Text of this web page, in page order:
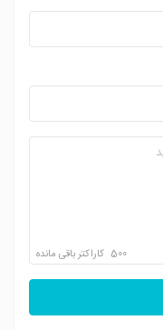
500 کاراکتر باقی مانده